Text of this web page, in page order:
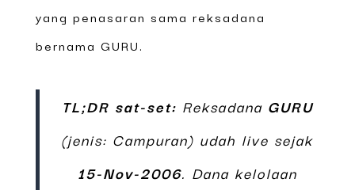
yang penasaran sama reksadana
bernama GURU.
TL;DR sat-set: Reksadana GURU
(jenis: Campuran) udah live sejak
15-Nov-2006. Dana kelolaan